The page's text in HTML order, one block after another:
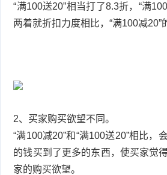
“满100送20”相当打了8.3折，“满
两着就折扣力度相比，“满100减20”
2、买家购买欲望不同。
“满100减20”和“满100送20”相比，
的钱买到了更多的东西，使买家觉
家的购买欲望。